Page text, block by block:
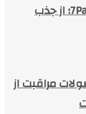
خدمات شبکه‌های اجتماعی 7Panel؛ از جذب
مراقبت از